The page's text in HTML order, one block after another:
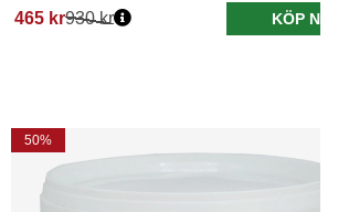
465 kr930 kr KÖP NU
50%